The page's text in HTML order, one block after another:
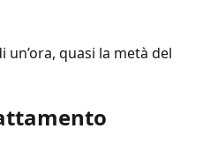
quasi la metà del